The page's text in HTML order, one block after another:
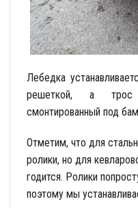
Лебедка
решеткой, а
смонтированный под
Отметим, что для
ролики, но для
годится. Ролики
поэтому мы